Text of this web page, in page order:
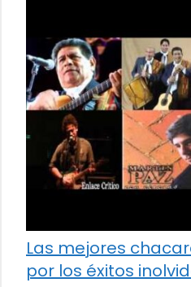
Las mejores
por los éxitos